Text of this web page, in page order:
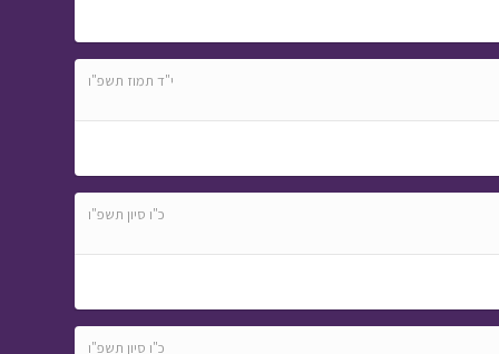
המסע לבר המצווה -
המסע לבר המצווה
אבא ליום אחד - הקמת
י"ד תמוז תשפ"ו
כ"ו סיון תשפ"ו
כ"ו סיון תשפ"ו